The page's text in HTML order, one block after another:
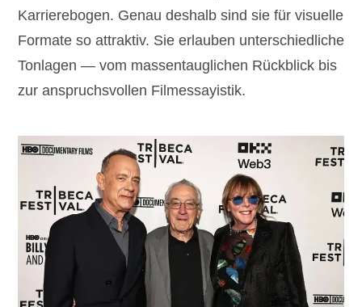
Karrierebogen. Genau deshalb sind sie für visuelle
Formate so attraktiv. Sie erlauben unterschiedliche
Tonlagen — vom massentauglichen Rückblick bis
zur anspruchsvollen Filmessayistik.